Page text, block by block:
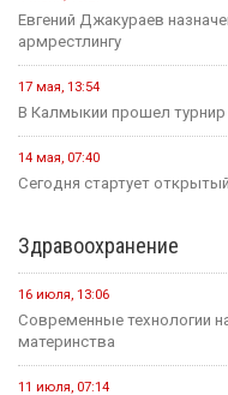
4 августа, 21:00
Вести Калмыкия.
Социальная сфера
16 июля, 13:10
В рамках акции «35 добрых
1 августа, 10:51
Елена Пашкеева из
ярмарке...